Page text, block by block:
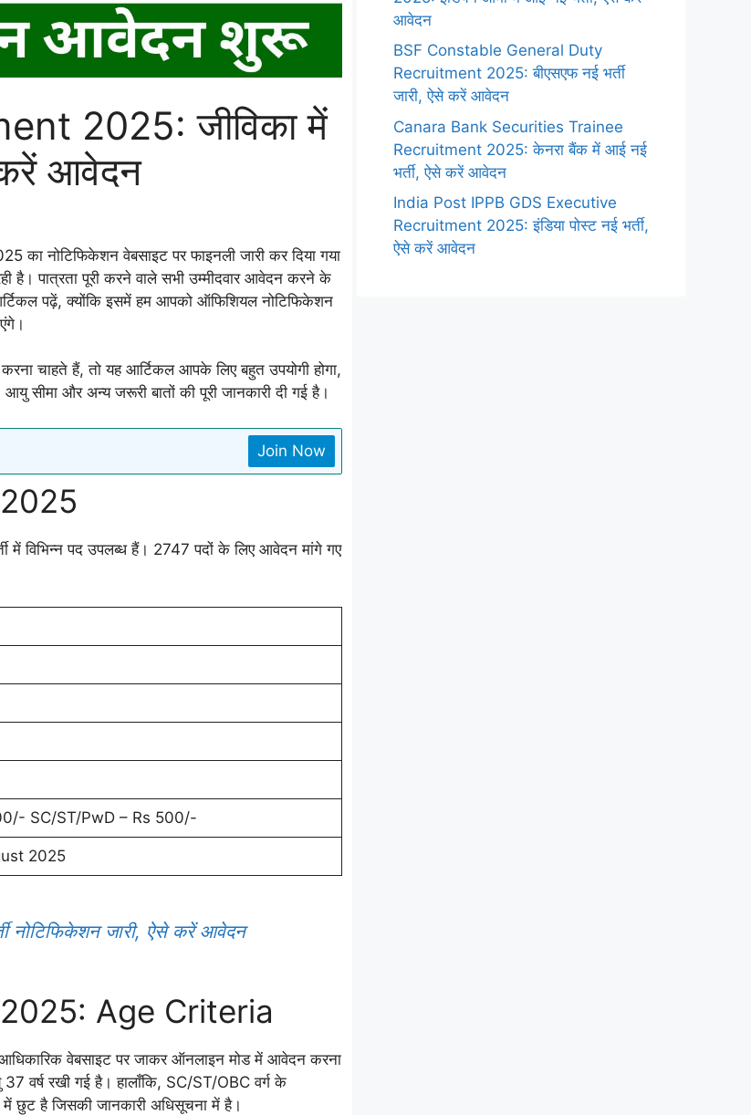
2025: जीविका में
आवेदन
का नोटिफिकेशन वेबसाइट पर फाइनली जारी कर दिया गया
है। पात्रता पूरी करने वाले सभी उम्मीदवार आवेदन करने के
पढ़ें, क्योंकि इसमें हम आपको ऑफिशियल नोटिफिकेशन
चाहते हैं, तो यह आर्टिकल आपके लिए बहुत उपयोगी होगा,
सीमा और अन्य जरूरी बातों की पूरी जानकारी दी गई है।
Join Now
में विभिन्न पद उपलब्ध हैं। 2747 पदों के लिए आवेदन मांगे गए
SC/ST/PwD – Rs 500/-
2025
नोटिफिकेशन जारी, ऐसे करें आवेदन
Age Criteria
वेबसाइट पर जाकर ऑनलाइन मोड में आवेदन करना
वर्ष रखी गई है। हालाँकि, SC/ST/OBC वर्ग के
में छुट है जिसकी जानकारी अधिसूचना में है।
आवेदन
BSF Constable General Duty
Recruitment 2025: बीएसएफ नई भर्ती
जारी, ऐसे करें आवेदन
Canara Bank Securities Trainee
Recruitment 2025: केनरा बैंक में आई नई
भर्ती, ऐसे करें आवेदन
India Post IPPB GDS Executive
Recruitment 2025: इंडिया पोस्ट नई भर्ती,
ऐसे करें आवेदन